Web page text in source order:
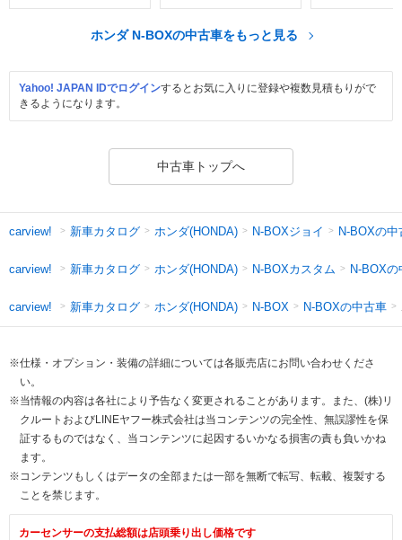
ホンダ N-BOXの中古車をもっと見る
Yahoo! JAPAN IDでログインするとお気に入りに登録や複数見積もりがで
きるようになります。
中古車トップへ
carview! 新車カタログ ホンダ(HONDA) N-BOXジョイ N-BOXの中
carview! 新車カタログ ホンダ(HONDA) N-BOXカスタム N-BOXの
carview! 新車カタログ ホンダ(HONDA) N-BOX N-BOXの中古車
※仕様・オプション・装備の詳細については各販売店にお問い合わせくださ
い。
※当情報の内容は各社により予告なく変更されることがあります。また、(株)リ
クルートおよびLINEヤフー株式会社は当コンテンツの完全性、無誤謬性を保
証するものではなく、当コンテンツに起因するいかなる損害の責も負いかね
ます。
※コンテンツもしくはデータの全部または一部を無断で転写、転載、複製する
ことを禁じます。
カーセンサーの支払総額は店頭乗り出し価格です